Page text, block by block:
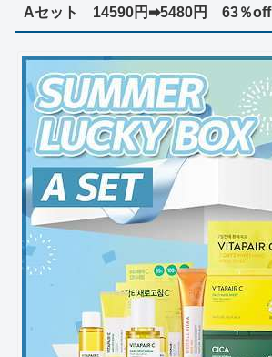
Aセット 14590円➡5480円 63％off